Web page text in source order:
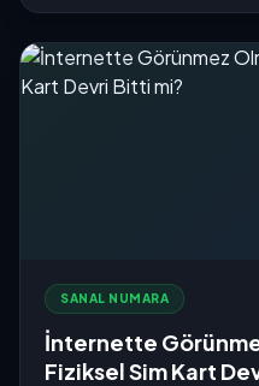
SANAL NUMARA
İnternette
Fiziksel Sim Kart